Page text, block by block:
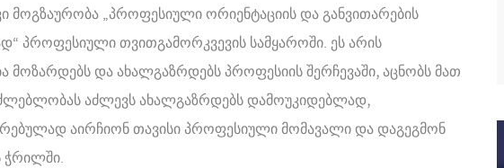
მოგზაურობა „პროფესიული ორიენტაციის და განვითარების
პროფესიული თვითგამორკვევის სამყაროში. ეს არის
მოზარდებს და ახალგაზრდებს პროფესიის შერჩევაში, აცნობს მათ
აძლევს ახალგაზრდებს დამოუკიდებლად,
აირჩიონ თავისი პროფესიული მომავალი და დაგეგმონ
ჭრილში.